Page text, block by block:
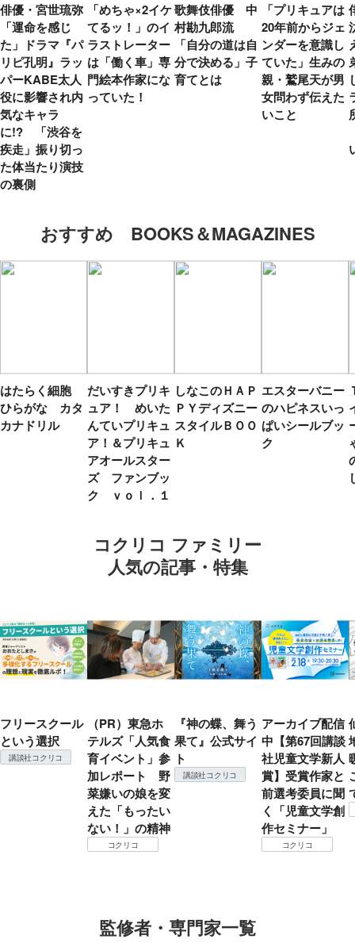
俳優・宮世琉弥
「運命を感じ
た」ドラマ『パ
リピ孔明』ラッ
パーKABE太人
役に影響され内
気なキャラ
に!? 「渋谷を
疾走」振り切っ
た体当たり演技
の裏側
「めちゃ×2イケ
てるッ！」のイ
ラストレーター
は「働く車」専
門絵本作家にな
っていた！
歌舞伎俳優 中
村勘九郎流
「自分の道は自
分で決める」子
育てとは
「プリキュアは
20年前からジェ
ンダーを意識し
ていた」生みの
親・鷲尾天が男
女問わず伝えた
いこと
おすすめ BOOKS＆MAGAZINES
はたらく細胞
ひらがな カタ
カナドリル
だいすきプリキ
ュア！ めいた
んていプリキュ
ア！＆プリキュ
アオールスター
ズ ファンブッ
ク ｖｏｌ．１
しなこのＨＡＰ
ＰＹディズニー
スタイルＢＯＯ
Ｋ
エスターバニー
のハピネスいっ
ぱいシールブッ
ク
コクリコ ファミリー
人気の記事・特集
フリースクール
という選択
講談社コクリコ
（PR）東急ホ
テルズ「人気食
育イベント」参
加レポート 野
菜嫌いの娘を変
えた「もったい
ない！」の精神
コクリコ
『神の蝶、舞う
果て』公式サイ
ト
講談社コクリコ
アーカイブ配信
中【第67回講談
社児童文学新人
賞】受賞作家と
前選考委員に聞
く「児童文学創
作セミナー」
コクリコ
監修者・専門家一覧